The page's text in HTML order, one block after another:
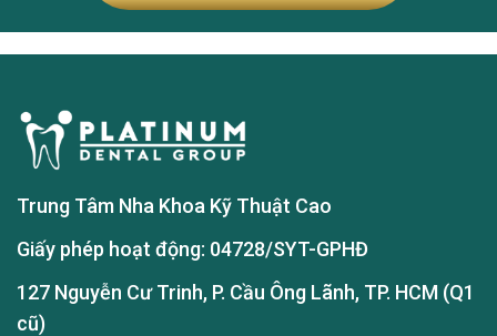
Trung Tâm Nha Khoa Kỹ Thuật Cao
Giấy phép hoạt động: 04728/SYT-GPHĐ
127 Nguyễn Cư Trinh, P. Cầu Ông Lãnh, TP. HCM (Q1
cũ)